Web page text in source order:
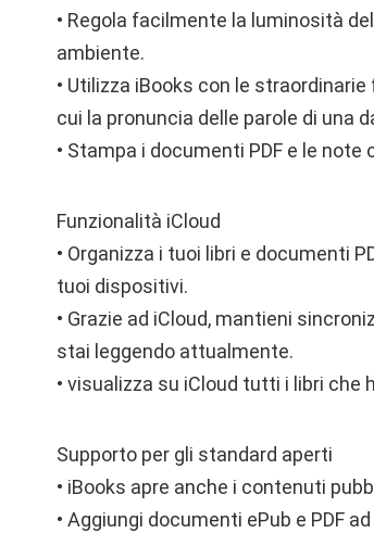
• Regola facilmente la luminosità
ambiente.
• Utilizza iBooks con le
cui la pronuncia delle parole di una
• Stampa i documenti PDF e le
Funzionalità iCloud
• Organizza i tuoi libri e documenti
tuoi dispositivi.
• Grazie ad iCloud, mantieni
stai leggendo attualmente.
• visualizza su iCloud tutti i libri
Supporto per gli standard aperti
• iBooks apre anche i contenuti
• Aggiungi documenti ePub e PDF